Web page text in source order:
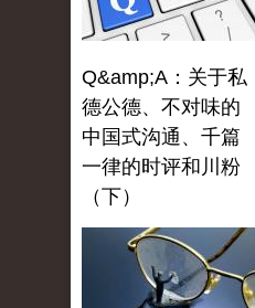
Q&amp;A：关于私
德公德、不对味的
中国式沟通、千篇
一律的时评和川粉
（下）